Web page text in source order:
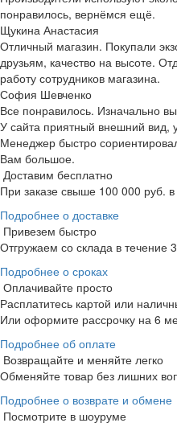
понравилось, вернёмся ещё.
Щукина Анастасия
Отличный магазин. Покупали
друзьям, качество на высоте.
работу сотрудников магазина.
София Шевченко
Все понравилось. Изначально
У сайта приятный внешний вид,
Менеджер быстро
Вам большое.
Доставим бесплатно
При заказе свыше 100 000 руб.
Подробнее о доставке
Привезем быстро
Отгружаем со склада в течение
Подробнее о сроках
Оплачивайте просто
Расплатитесь картой или
Или оформите рассрочку на 6
Подробнее об оплате
Возвращайте и меняйте легко
Обменяйте товар без лишних
Подробнее о возврате и обмене
Посмотрите в шоуруме